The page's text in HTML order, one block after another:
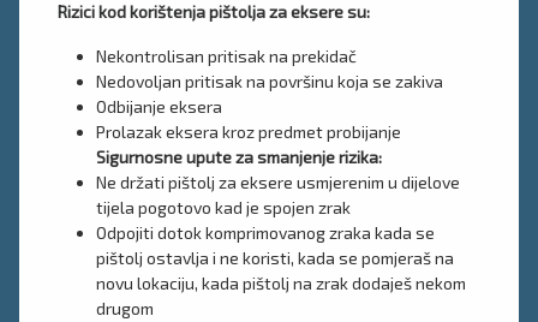
Rizici kod korištenja pištolja za eksere su:
Nekontrolisan pritisak na prekidač
Nedovoljan pritisak na površinu koja se zakiva
Odbijanje eksera
Prolazak eksera kroz predmet probijanje
Sigurnosne upute za smanjenje rizika:
Ne držati pištolj za eksere usmjerenim u dijelove
tijela pogotovo kad je spojen zrak
Odpojiti dotok komprimovanog zraka kada se
pištolj ostavlja i ne koristi, kada se pomjeraš na
novu lokaciju, kada pištolj na zrak dodaješ nekom
drugom